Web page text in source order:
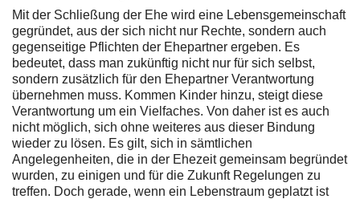
Mit der Schließung der Ehe wird eine Lebensgemeinschaft
gegründet, aus der sich nicht nur Rechte, sondern auch
gegenseitige Pflichten der Ehepartner ergeben. Es
bedeutet, dass man zukünftig nicht nur für sich selbst,
sondern zusätzlich für den Ehepartner Verantwortung
übernehmen muss. Kommen Kinder hinzu, steigt diese
Verantwortung um ein Vielfaches. Von daher ist es auch
nicht möglich, sich ohne weiteres aus dieser Bindung
wieder zu lösen. Es gilt, sich in sämtlichen
Angelegenheiten, die in der Ehezeit gemeinsam begründet
wurden, zu einigen und für die Zukunft Regelungen zu
treffen. Doch gerade, wenn ein Lebenstraum geplatzt ist